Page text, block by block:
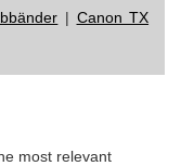
| Canon TX
most relevant